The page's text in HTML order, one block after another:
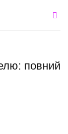
повний